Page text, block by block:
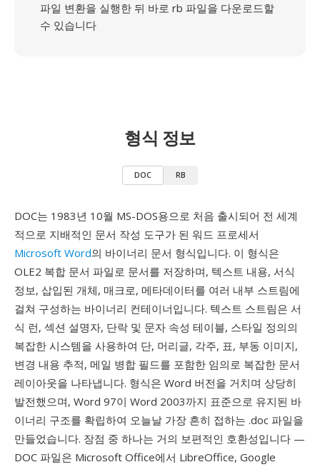
파일 변환을 실행한 뒤 바로 rb 파일을 다운로드할
수 있습니다
형식 정보
DOC RB
DOC는 1983년 10월 MS-DOS용으로 처음 출시되어 전 세계
적으로 지배적인 문서 작성 도구가 된 워드 프로세서
Microsoft Word의 바이너리 문서 형식입니다. 이 형식은
OLE2 복합 문서 파일로 문서를 저장하며, 텍스트 내용, 서식
정보, 삽입된 개체, 매크로, 메타데이터를 여러 내부 스트림에
걸쳐 구성하는 바이너리 컨테이너입니다. 텍스트 스트림은 서
식 런, 섹션 설명자, 단락 및 문자 속성 테이블, 스타일 정의의
복잡한 시스템을 사용하여 단, 머리글, 각주, 표, 부동 이미지,
변경 내용 추적, 메일 병합 필드를 포함한 임의로 복잡한 문서
레이아웃을 나타냅니다. 형식은 Word 버전을 거치며 상당히
발전했으며, Word 97이 Word 2003까지 표준으로 유지된 바
이너리 구조를 확립하여 오늘날 가장 흔히 접하는 .doc 파일을
만들었습니다. 장점 중 하나는 거의 보편적인 호환성입니다 —
DOC 파일은 Microsoft Office에서 LibreOffice, Google